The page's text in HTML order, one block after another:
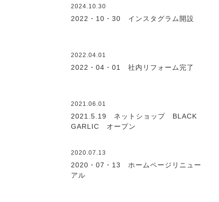
2024.10.30
2022・10・30 インスタグラム開設
2022.04.01
2022・04・01 社内リフォーム完了
2021.06.01
2021.5.19 ネットショップ BLACK
GARLIC オープン
2020.07.13
2020・07・13 ホームページリニュー
アル